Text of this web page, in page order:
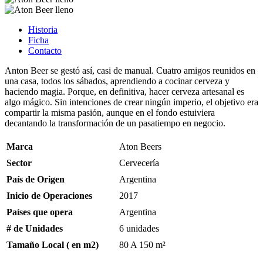
Historia
Ficha
Contacto
Anton Beer se gestó así, casi de manual. Cuatro amigos reunidos en
una casa, todos los sábados, aprendiendo a cocinar cerveza y
haciendo magia. Porque, en definitiva, hacer cerveza artesanal es
algo mágico. Sin intenciones de crear ningún imperio, el objetivo era
compartir la misma pasión, aunque en el fondo estuiviera
decantando la transformación de un pasatiempo en negocio.
Marca
Aton Beers
Sector
Cervecería
País de Origen
Argentina
Inicio de Operaciones
2017
Países que opera
Argentina
# de Unidades
6 unidades
Tamaño Local ( en m2)
80 A 150 m²